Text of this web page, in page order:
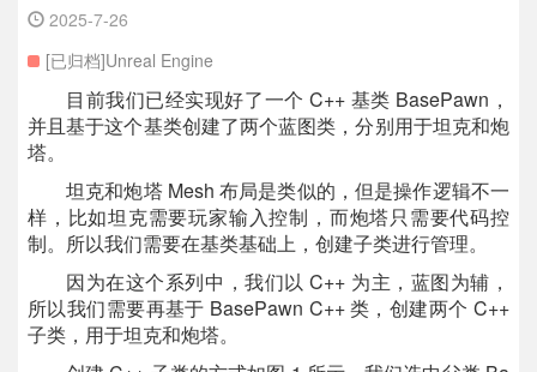
2025-7-26
[已归档]Unreal Engine
目前我们已经实现好了一个 C++ 基类 BasePawn，
并且基于这个基类创建了两个蓝图类，分别用于坦克和炮
塔。
坦克和炮塔 Mesh 布局是类似的，但是操作逻辑不一
样，比如坦克需要玩家输入控制，而炮塔只需要代码控
制。所以我们需要在基类基础上，创建子类进行管理。
因为在这个系列中，我们以 C++ 为主，蓝图为辅，
所以我们需要再基于 BasePawn C++ 类，创建两个 C++
子类，用于坦克和炮塔。